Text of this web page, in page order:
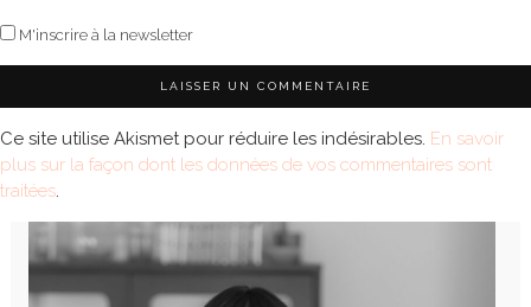
M'inscrire à la newsletter
Ce site utilise Akismet pour réduire les indésirables. En savoir
plus sur la façon dont les données de vos commentaires sont
traitées.